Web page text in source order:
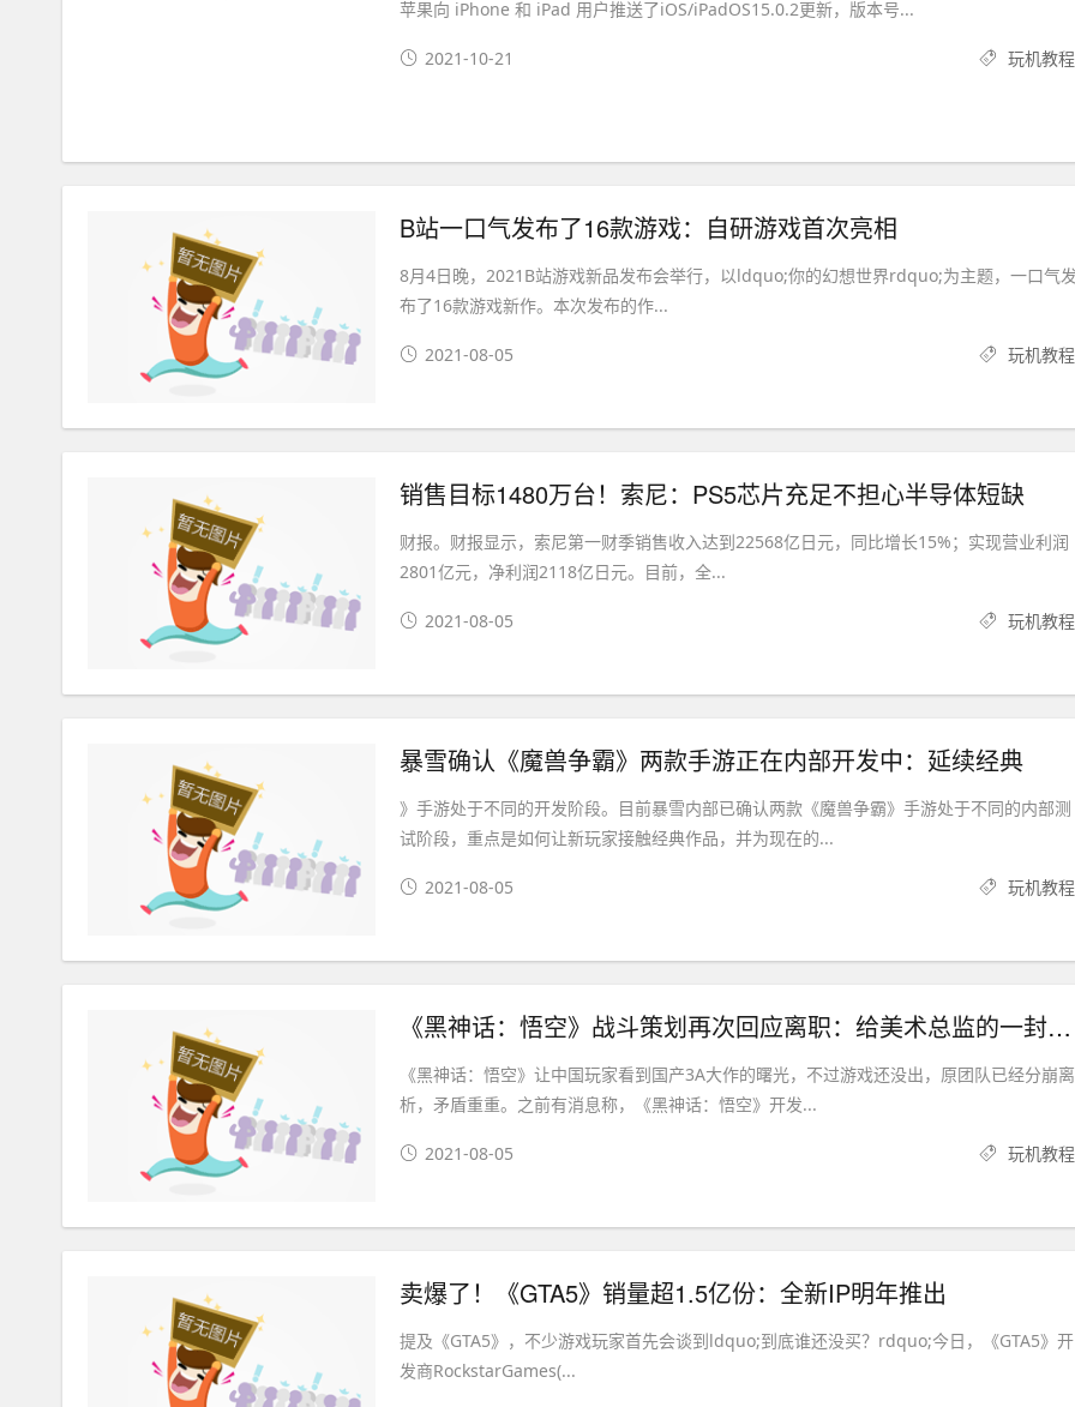
苹果向 iPhone 和 iPad 用户推送了iOS/iPadOS15.0.2更新，版本号...
2021-10-21 玩机教程
B站一口气发布了16款游戏：自研游戏首次亮相
8月4日晚，2021B站游戏新品发布会举行，以ldquo;你的幻想世界rdquo;为主题，一口气
布了16款游戏新作。本次发布的作...
2021-08-05 玩机教程
销售目标1480万台！索尼：PS5芯片充足不担心半导体短缺
财报。财报显示，索尼第一财季销售收入达到22568亿日元，同比增长15%；实现营业利润
2801亿元，净利润2118亿日元。目前，全...
2021-08-05 玩机教程
暴雪确认《魔兽争霸》两款手游正在内部开发中：延续经典
》手游处于不同的开发阶段。目前暴雪内部已确认两款《魔兽争霸》手游处于不同的内部测
试阶段，重点是如何让新玩家接触经典作品，并为现在的...
2021-08-05 玩机教程
《黑神话：悟空》战斗策划再次回应离职：给美术总监的一封道歉信
《黑神话：悟空》让中国玩家看到国产3A大作的曙光，不过游戏还没出，原团队已经分崩离
析，矛盾重重。之前有消息称，《黑神话：悟空》开发...
2021-08-05 玩机教程
卖爆了！《GTA5》销量超1.5亿份：全新IP明年推出
提及《GTA5》，不少游戏玩家首先会谈到ldquo;到底谁还没买？rdquo;今日，《GTA5》开
发商RockstarGames(...